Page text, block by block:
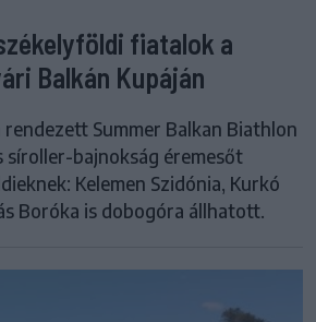
fiatalok a
Balkán Kupáján
rendezett Summer Balkan Biathlon
síroller-bajnokság éremesőt
Kelemen Szidónia, Kurkó
Boróka is dobogóra állhatott.